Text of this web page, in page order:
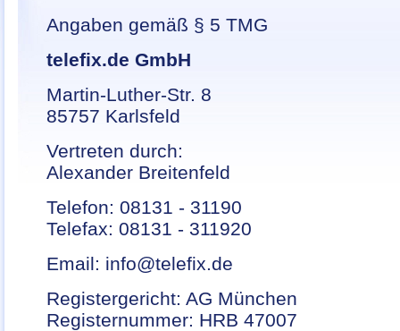
Angaben gemäß § 5 TMG
telefix.de GmbH
Martin-Luther-Str. 8
85757 Karlsfeld
Vertreten durch:
Alexander Breitenfeld
Telefon: 08131 - 31190
Telefax: 08131 - 311920
Email: info@telefix.de
Registergericht: AG München
Registernummer: HRB 47007